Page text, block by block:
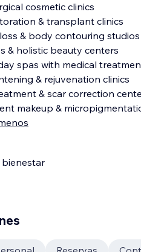
cosmetic clinics
& transplant clinics
& body contouring studios
& holistic beauty centers
spas with medical
& rejuvenation clinics
& scar correction
makeup &
bienestar